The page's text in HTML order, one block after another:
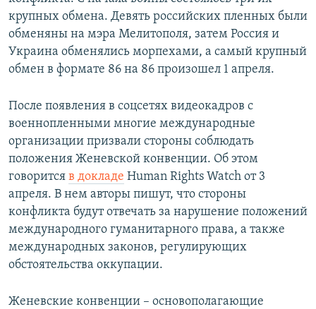
крупных обмена. Девять российских пленных были
обменяны на мэра Мелитополя, затем Россия и
Украина обменялись морпехами, а самый крупный
обмен в формате 86 на 86 произошел 1 апреля.
После появления в соцсетях видеокадров с
военнопленными многие международные
организации призвали стороны соблюдать
положения Женевской конвенции. Об этом
говорится в докладе Human Rights Watch от 3
апреля. В нем авторы пишут, что стороны
конфликта будут отвечать за нарушение положений
международного гуманитарного права, а также
международных законов, регулирующих
обстоятельства оккупации.
Женевские конвенции – основополагающие